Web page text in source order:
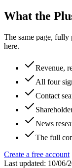
What the
The same page,
here.
Revenue,
All four
Contact
News
The full
Create a free account
Last updated: 10/06/